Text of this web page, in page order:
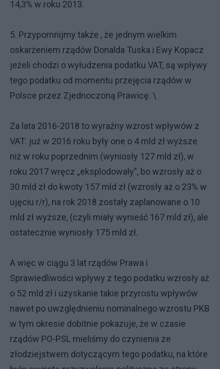
14,3% w roku 2013.
5. Przypomnijmy także , że jednym wielkim
oskarżeniem rządów Donalda Tuska i Ewy Kopacz
jeżeli chodzi o wyłudzenia podatku VAT, są wpływy
tego podatku od momentu przejęcia rządów w
Polsce przez Zjednoczoną Prawicę. \
Za lata 2016-2018 to wyraźny wzrost wpływów z
VAT: już w 2016 roku były one o 4 mld zł wyższe
niż w roku poprzednim (wyniosły 127 mld zł), w
roku 2017 wręcz „eksplodowały”, bo wzrosły aż o
30 mld zł do kwoty 157 mld zł (wzrosły aż o 23% w
ujęciu r/r), na rok 2018 zostały zaplanowane o 10
mld zł wyższe, (czyli miały wynieść 167 mld zł), ale
ostatecznie wyniosły 175 mld zł.
A więc w ciągu 3 lat rządów Prawa i
Sprawiedliwości wpływy z tego podatku wzrosły aż
o 52 mld zł i uzyskanie takie przyrostu wpływów
nawet po uwzględnieniu nominalnego wzrostu PKB
w tym okresie dobitnie pokazuje, że w czasie
rządów PO-PSL mieliśmy do czynienia ze
złodziejstwem dotyczącym tego podatku, na które